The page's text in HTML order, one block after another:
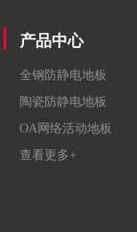
产品中心
全钢防静电地板
陶瓷防静电地板
OA网络活动地板
查看更多+